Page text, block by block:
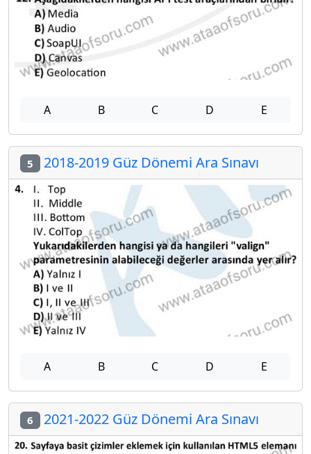
A B C D E
5 2018-2019 Güz Dönemi Ara Sınavı
A B C D E
6 2021-2022 Güz Dönemi Ara Sınavı